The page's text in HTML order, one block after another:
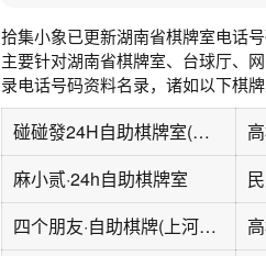
拾集小象已更新湖南省棋牌室电话
主要针对湖南省棋牌室、台球厅、
录电话号码资料名录，诸如以下棋牌
碰碰發24H自助棋牌室(现代商贸城店)
麻小贰·24h自助棋牌室
四个朋友·自助棋牌(上河国际商业广场店)